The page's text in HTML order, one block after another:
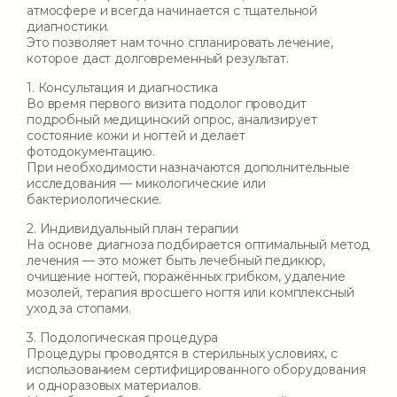
атмосфере и всегда начинается с тщательной
диагностики.
Это позволяет намточно спланировать лечение,
которое даст долговременный результат.
1. Консультация и диагностика
Во время первого визита подолог проводит
подробный медицинский опрос, анализирует
состояние кожи и ногтей и делает
фотодокументацию.
При необходимости назначаются дополнительные
исследования — микологические или
бактериологические.
2. Индивидуальный план терапии
На основе диагноза подбирается оптимальный метод
лечения — это может быть лечебный педикюр,
очищение ногтей, поражённых грибком, удаление
мозолей, терапия вросшего ногтя или комплексный
уход за стопами.
3. Подологическая процедура
Процедуры проводятся в стерильных условиях, с
использованием сертифицированного оборудования
и одноразовых материалов.